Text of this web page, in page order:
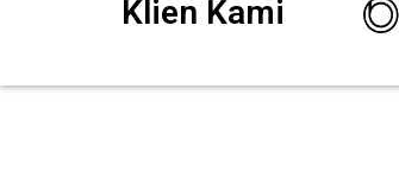
Klien Kami